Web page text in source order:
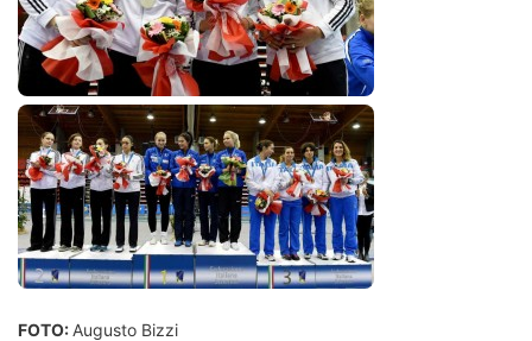
FOTO: Augusto Bizzi